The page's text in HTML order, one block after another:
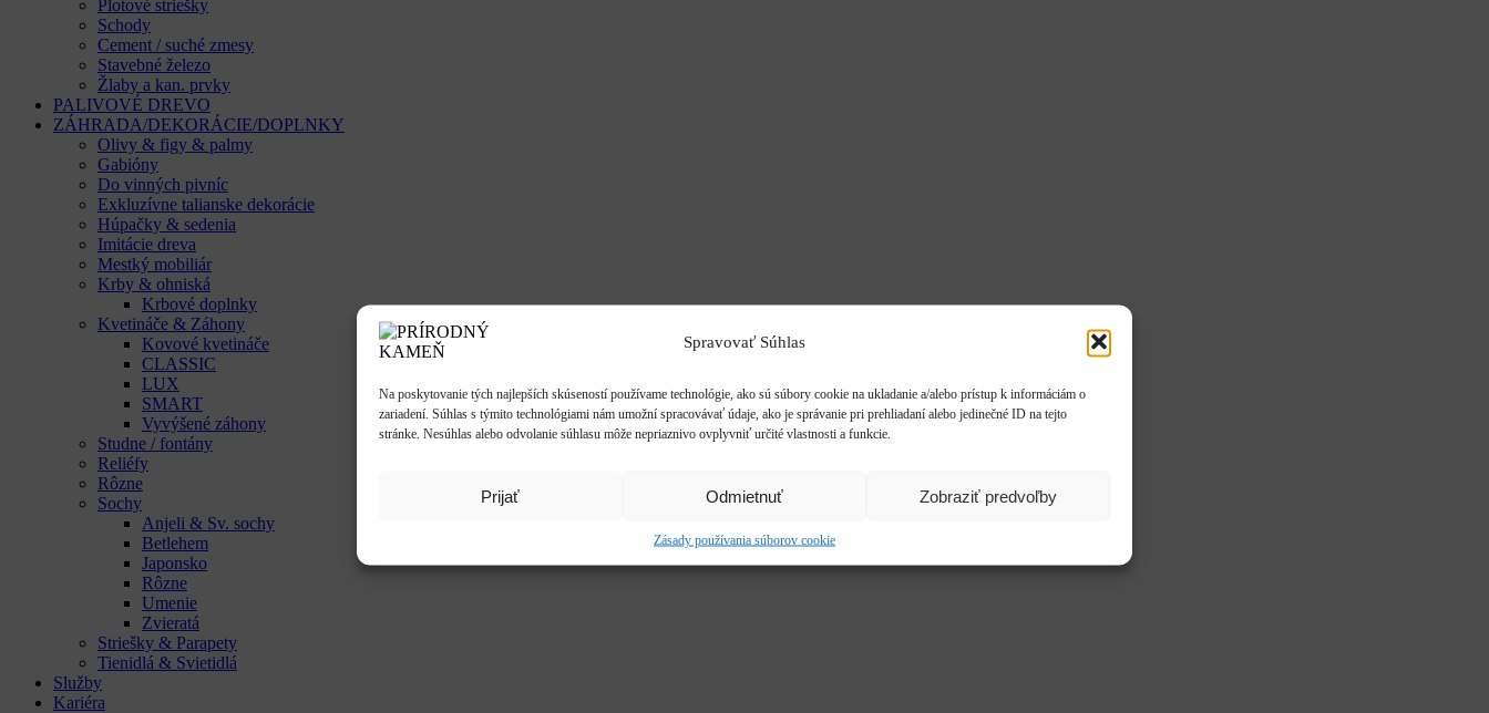
Spravovať Súhlas
Na poskytovanie tých najlepších skúseností používame technológie, ako sú súbory cookie na ukladanie a/alebo prístup k informáciám o
zariadení. Súhlas s týmito technológiami nám umožní spracovávať údaje, ako je správanie pri prehliadaní alebo jedinečné ID na tejto
stránke. Nesúhlas alebo odvolanie súhlasu môže nepriaznivo ovplyvniť určité vlastnosti a funkcie.
Prijať Odmietnuť Zobraziť predvoľby
Zásady používania súborov cookie
Plotové striešky
Schody
Cement / suché zmesy
Stavebné železo
Žlaby a kan. prvky
PALIVOVÉ DREVO
ZÁHRADA/DEKORÁCIE/DOPLNKY
Olivy & figy & palmy
Gabióny
Do vinných pivníc
Exkluzívne talianske dekorácie
Húpačky & sedenia
Imitácie dreva
Mestký mobiliár
Krby & ohniská
Krbové doplnky
Kvetináče & Záhony
Kovové kvetináče
CLASSIC
LUX
SMART
Vyvýšené záhony
Studne / fontány
Reliéfy
Rôzne
Sochy
Anjeli & Sv. sochy
Betlehem
Japonsko
Rôzne
Umenie
Zvieratá
Striešky & Parapety
Tienidlá & Svietidlá
Služby
Kariéra